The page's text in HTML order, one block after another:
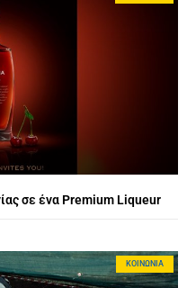
σε ένα Premium Liqueur
ΚΟΙΝΩΝΊΑ